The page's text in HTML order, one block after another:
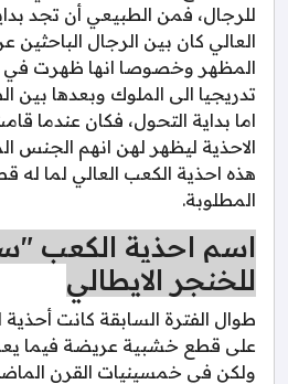
للرجال، فمن الطبيعي أن تجد
العالي كان بين الرجال الباحثين
المظهر وخصوصا انها ظهرت في
تدريجيا الى الملوك وبعدها بين
اما بداية التحول، فكان عندما
الاحذية ليظهر لهن انهم الجنس
هذه احذية الكعب العالي لما له
المطلوبة.
اسم احذية الكعب
للخنجر الايطالي
طوال الفترة السابقة كانت
على قطع خشبية عريضة فيما يعرف
ولكن في خمسينيات القرن